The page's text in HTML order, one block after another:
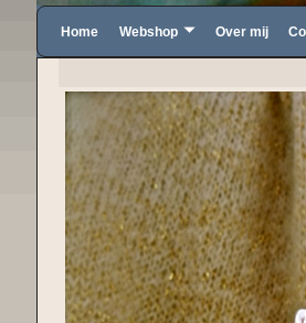
Home Webshop Over mij